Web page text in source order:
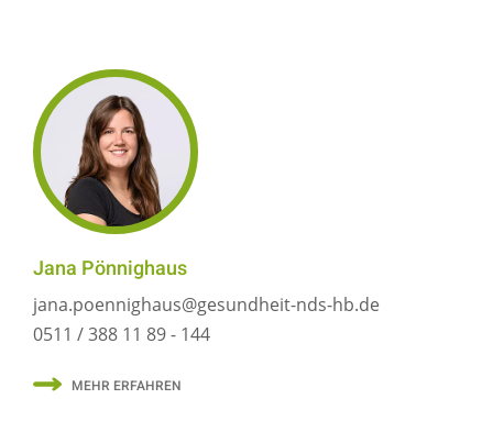
Jana Pönnighaus
jana.poennighaus@gesundheit-nds-hb.de
0511 / 388 11 89 - 144
MEHR ERFAHREN